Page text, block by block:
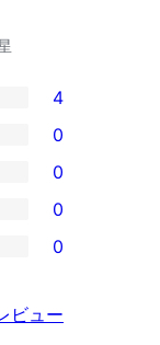
4
0
0
0
0
ビュー